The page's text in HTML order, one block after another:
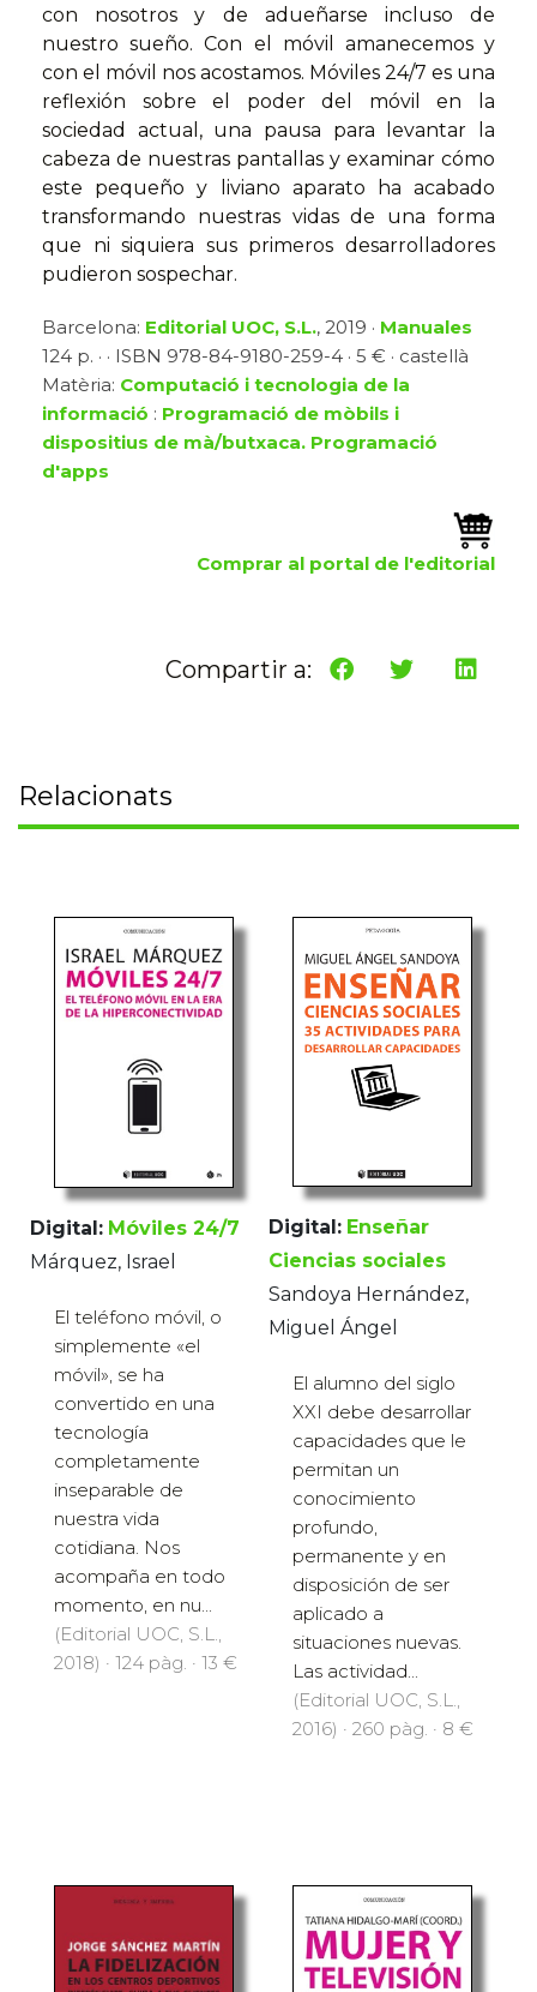
con nosotros y de adueñarse incluso de
nuestro sueño. Con el móvil amanecemos y
con el móvil nos acostamos. Móviles 24/7 es una
reflexión sobre el poder del móvil en la
sociedad actual, una pausa para levantar la
cabeza de nuestras pantallas y examinar cómo
este pequeño y liviano aparato ha acabado
transformando nuestras vidas de una forma
que ni siquiera sus primeros desarrolladores
pudieron sospechar.
Barcelona: Editorial UOC, S.L., 2019 · Manuales
124 p. · · ISBN 978-84-9180-259-4 · 5 € · castellà
Matèria: Computació i tecnologia de la
informació : Programació de mòbils i
dispositius de mà/butxaca. Programació
d'apps
Comprar al portal de l'editorial
Compartir a:
Relacionats
Digital: Móviles 24/7
Márquez, Israel
El teléfono móvil, o
simplemente «el
móvil», se ha
convertido en una
tecnología
completamente
inseparable de
nuestra vida
cotidiana. Nos
acompaña en todo
momento, en nu...
(Editorial UOC, S.L.,
2018) · 124 pàg. · 13 €
Digital: Enseñar
Ciencias sociales
Sandoya Hernández,
Miguel Ángel
El alumno del siglo
XXI debe desarrollar
capacidades que le
permitan un
conocimiento
profundo,
permanente y en
disposición de ser
aplicado a
situaciones nuevas.
Las actividad...
(Editorial UOC, S.L.,
2016) · 260 pàg. · 8 €